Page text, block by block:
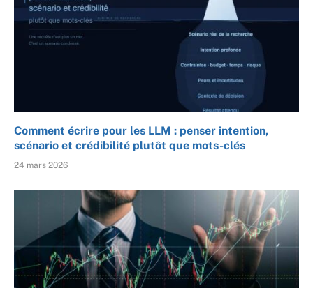
Comment écrire pour les LLM : penser intention,
scénario et crédibilité plutôt que mots-clés
24 mars 2026